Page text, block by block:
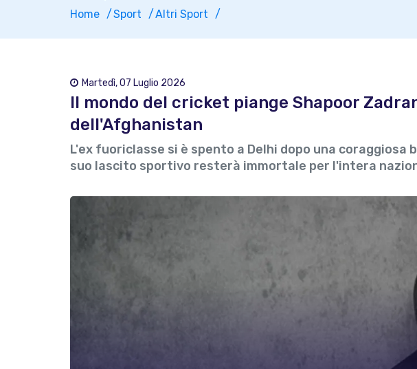
Home
Sport Altri Sport
Martedì, 07 Luglio 2026
Il mondo del cricket piange Shapoor
dell'Afghanistan
L'ex fuoriclasse si è spento a Delhi dopo una
suo lascito sportivo resterà immortale per l'intera